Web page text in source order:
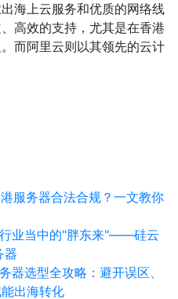
海上云服务和优质的网络线
高效的支持，尤其是在香港
而阿里云则以其领先的云计
服务器合法合规？一文教你
业当中的"胖东来"——硅云
器
器选型全攻略：避开误区、
出海转化